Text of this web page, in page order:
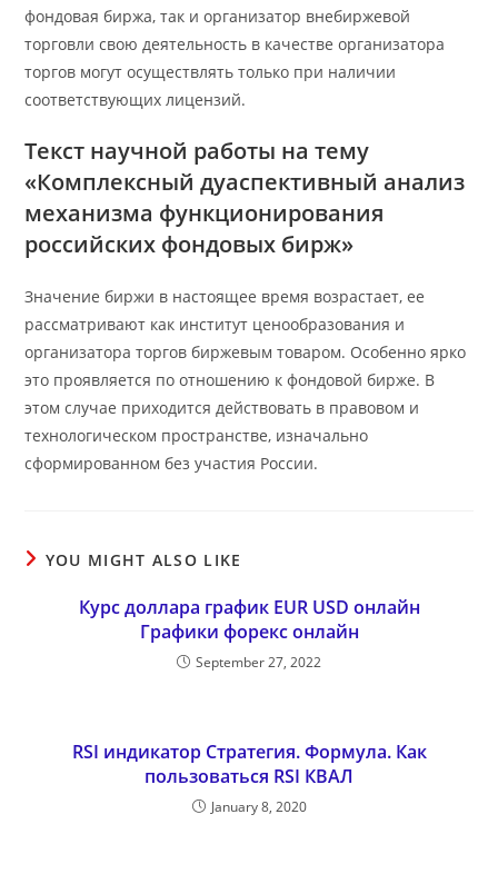
фондовая биржа, так и организатор внебиржевой
торговли свою деятельность в качестве организатора
торгов могут осуществлять только при наличии
соответствующих лицензий.
Текст научной работы на тему
«Комплексный дуаспективный анализ
механизма функционирования
российских фондовых бирж»
Значение биржи в настоящее время возрастает, ее
рассматривают как институт ценообразования и
организатора торгов биржевым товаром. Особенно ярко
это проявляется по отношению к фондовой бирже. В
этом случае приходится действовать в правовом и
технологическом пространстве, изначально
сформированном без участия России.
YOU MIGHT ALSO LIKE
Курс доллара график EUR USD онлайн
Графики форекс онлайн
September 27, 2022
RSI индикатор Стратегия. Формула. Как
пользоваться RSI КВАЛ
January 8, 2020